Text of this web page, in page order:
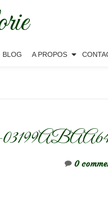
BLOG A PROPOS
0